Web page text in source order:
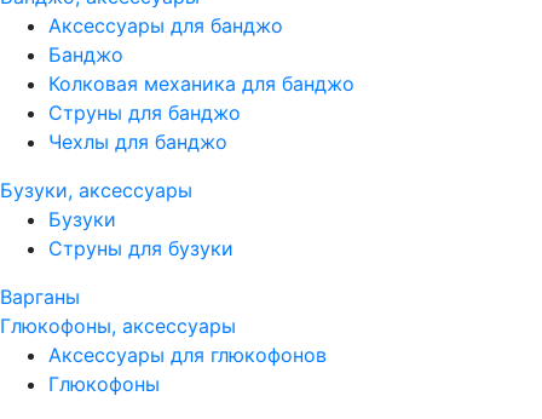
Аксессуары для банджо
Банджо
Колковая механика для банджо
Струны для банджо
Чехлы для банджо
Бузуки, аксессуары
Бузуки
Струны для бузуки
Варганы
Глюкофоны, аксессуары
Аксессуары для глюкофонов
Глюкофоны